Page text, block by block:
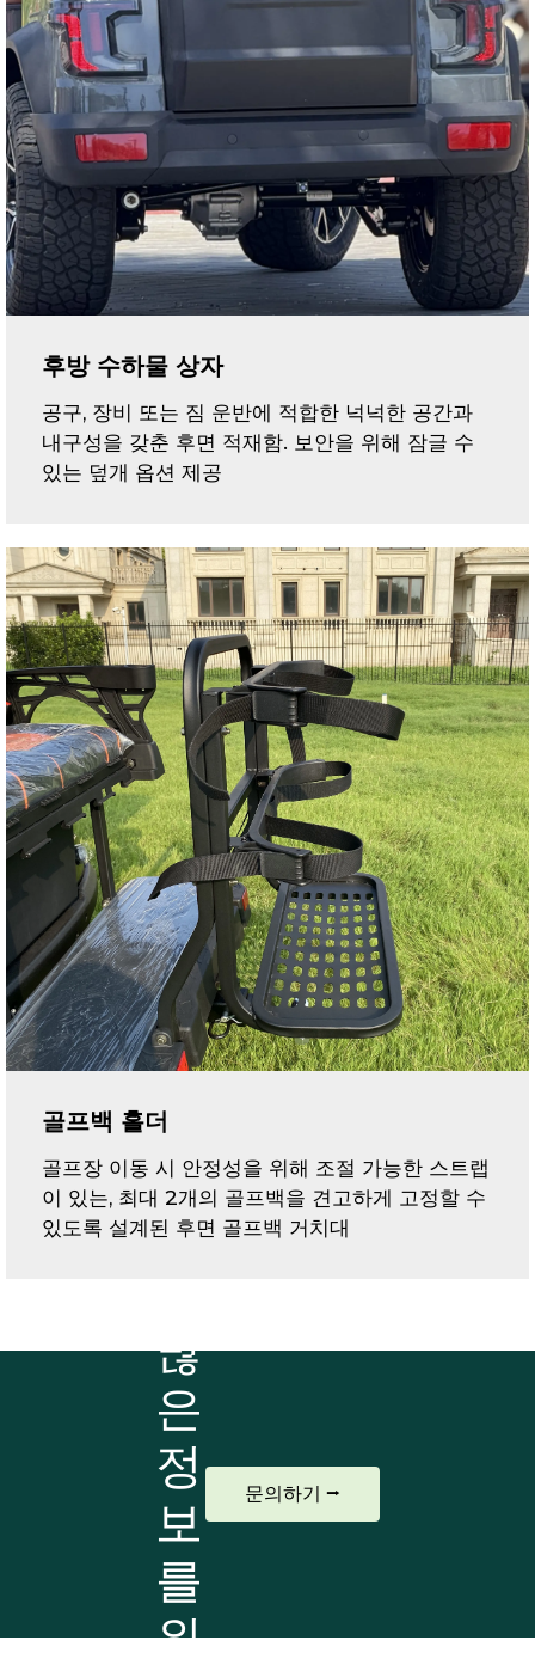
후방 수하물 상자
공구, 장비 또는 짐 운반에 적합한 넉넉한 공간과
내구성을 갖춘 후면 적재함. 보안을 위해 잠글 수
있는 덮개 옵션 제공
골프백 홀더
골프장 이동 시 안정성을 위해 조절 가능한 스트랩
이 있는, 최대 2개의 골프백을 견고하게 고정할 수
있도록 설계된 후면 골프백 거치대
많
은
정
보
를
위
문의하기 ⭢